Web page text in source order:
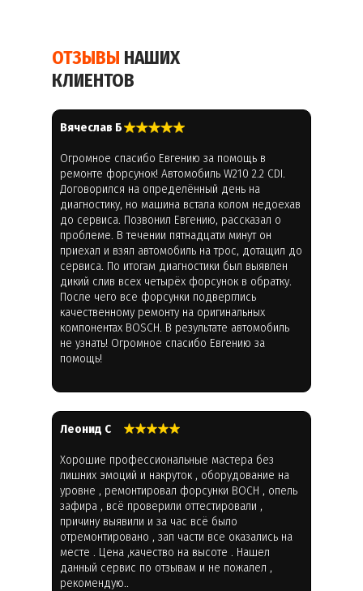
Вячеслав Б
Огромное спасибо Евгению за помощь в
ремонте форсунок! Автомобиль W210 2.2 CDI.
Договорился на определённый день на
диагностику, но машина встала колом недоехав
до сервиса. Позвонил Евгению, рассказал о
проблеме. В течении пятнадцати минут он
приехал и взял автомобиль на трос, дотащил до
сервиса. По итогам диагностики был выявлен
дикий слив всех четырёх форсунок в обратку.
После чего все форсунки подверглись
качественному ремонту на оригинальных
компонентах BOSCH. В результате автомобиль
не узнать! Огромное спасибо Евгению за
помощь!
ОТЗЫВЫ НАШИХ
КЛИЕНТОВ
Леонид С
Хорошие профессиональные мастера без
лишних эмоций и накруток , оборудование на
уровне , ремонтировал форсунки BOCH , опель
зафира , всё проверили оттестировали ,
причину выявили и за час всё было
отремонтировано , зап части все оказались на
месте . Цена ,качество на высоте . Нашел
данный сервис по отзывам и не пожалел ,
рекомендую..